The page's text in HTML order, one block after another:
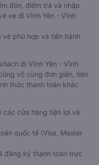
đón, điểm trả và nhập
xe đi Vĩnh Yên - Vĩnh
phù hợp và tiến hành
đi Vĩnh Yên - Vĩnh
vô cùng đơn giản, tiện
thức thanh toán khác
các cửa hàng tiện lợi và
quốc tế (Visa, Master
đăng ký thanh toán trực